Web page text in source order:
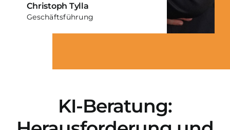
Christoph Tylla
Geschäftsführung
KI-Beratung: